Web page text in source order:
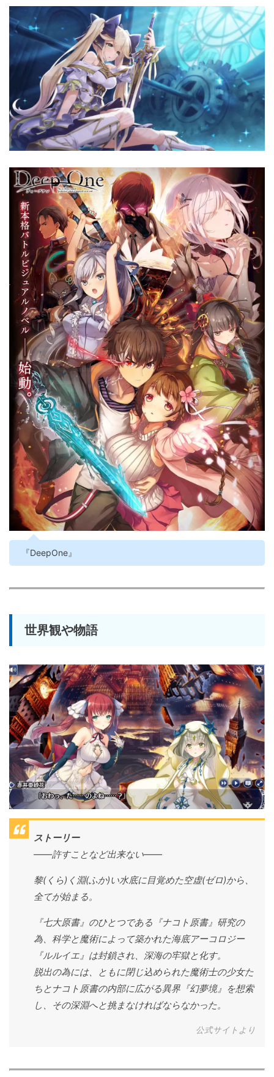
『DeepOne』
世界観や物語
ストーリー
――許すことなど出来ない――
黎(くら)く淵(ふか)い水底に目覚めた空虚(ゼロ)から、
全てが始まる。
『七大原書』のひとつである『ナコト原書』研究の
為、科学と魔術によって築かれた海底アーコロジー
『ルルイエ』は封鎖され、深海の牢獄と化す。
脱出の為には、ともに閉じ込められた魔術士の少女た
ちとナコト原書の内部に広がる異界『幻夢境』を想索
し、その深淵へと挑まなければならなかった。
公式サイトより